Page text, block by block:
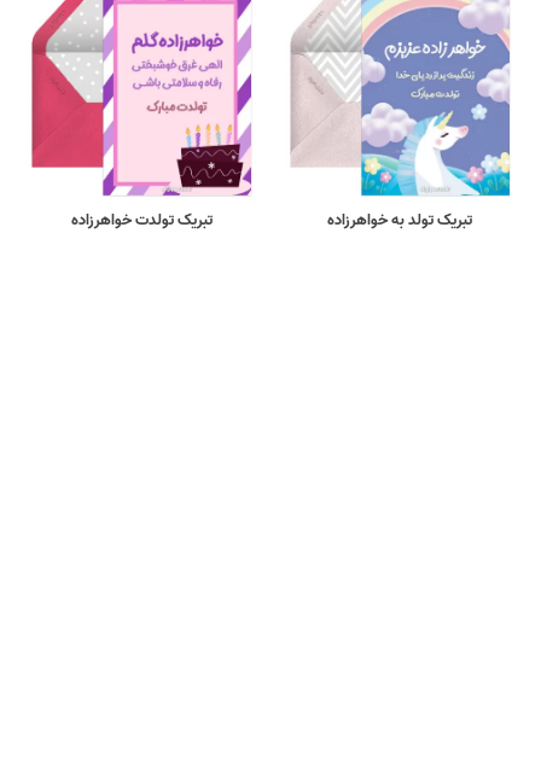
تبریک تولد به خواهرزاده تبریک تولدت خواهرزاده